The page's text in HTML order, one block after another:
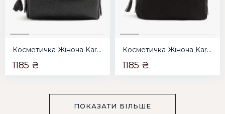
Косметичка Жіноча Karya чорна
1185 ₴
Косметичка Жіноча Karya чорна
1185 ₴
ПОКАЗАТИ БІЛЬШЕ